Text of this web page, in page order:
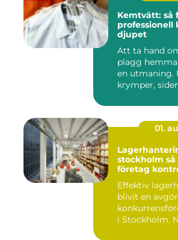
Kemtvätt: så
professionell
djupet
Att ta hand
plagg
en utmaning.
krymper,
01.
stockholm så skapar
företag
Effektiv
blivit en
i Stockholm.